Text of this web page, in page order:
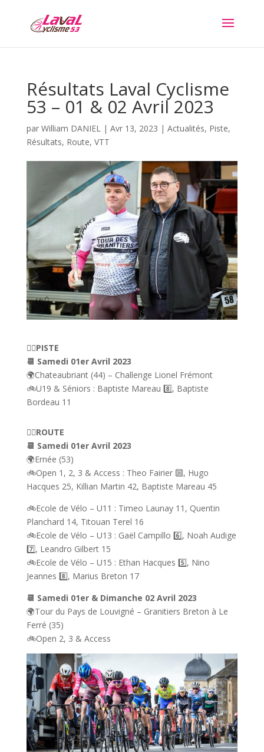
Résultats Laval Cyclisme
53 – 01 & 02 Avril 2023
par William DANIEL| Avr 13, 2023 | Actualités, Piste,
Résultats, Route, VTT
🚴‍♂️PISTE
📆 Samedi 01er Avril 2023
🌍Chateaubriant (44) – Challenge Lionel Frémont
🚲U19 & Séniors : Baptiste Mareau 8️⃣, Baptiste
Bordeau 11
🚴‍♂️ROUTE
📆 Samedi 01er Avril 2023
🌍Ernée (53)
🚲Open 1, 2, 3 & Access : Theo Fairier 🔟, Hugo
Hacques 25, Killian Martin 42, Baptiste Mareau 45
🚲Ecole de Vélo – U11 : Timeo Launay 11, Quentin
Planchard 14, Titouan Terel 16
🚲Ecole de Vélo – U13 : Gaël Campillo 6️⃣, Noah Audige
7️⃣, Leandro Gilbert 15
🚲Ecole de Vélo – U15 : Ethan Hacques 5️⃣, Nino
Jeannes 8️⃣, Marius Breton 17
📆 Samedi 01er & Dimanche 02 Avril 2023
🌍Tour du Pays de Louvigné – Granitiers Breton à Le
Ferré (35)
🚲Open 2, 3 & Access